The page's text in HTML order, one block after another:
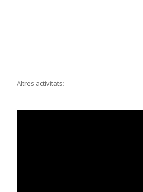
Altres activitats: